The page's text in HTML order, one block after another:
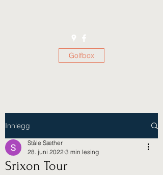
Golfbox
Innlegg
Srixon Tour
Ståle Sæther
28. juni 2022 3 min lesing